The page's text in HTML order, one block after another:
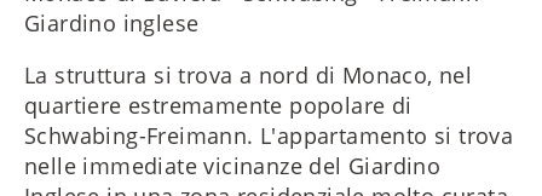
Giardino inglese
La struttura si trova a nord di Monaco, nel
quartiere estremamente popolare di
Schwabing-Freimann. L'appartamento si trova
nelle immediate vicinanze del Giardino